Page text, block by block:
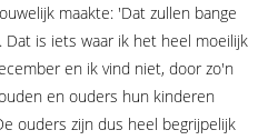
maakte: 'Dat zullen bange
Dat is iets waar ik het heel moeilijk
en ik vind niet, door zo'n
en ouders hun kinderen
ouders zijn dus heel begrijpelijk